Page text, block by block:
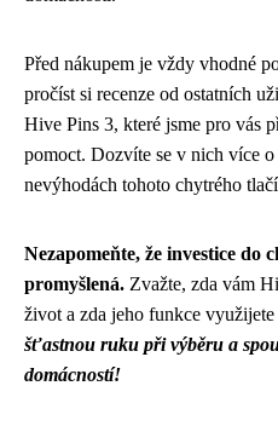
Před nákupem je vždy vhodné
pročíst si recenze od ostatních
Hive Pins 3, které jsme pro vás
pomoct. Dozvíte se v nich více
nevýhodách tohoto chytrého
Nezapomeňte, že investice do
promyšlená. Zvažte, zda vám
život a zda jeho funkce využijete
šťastnou ruku při výběru a
domácností!